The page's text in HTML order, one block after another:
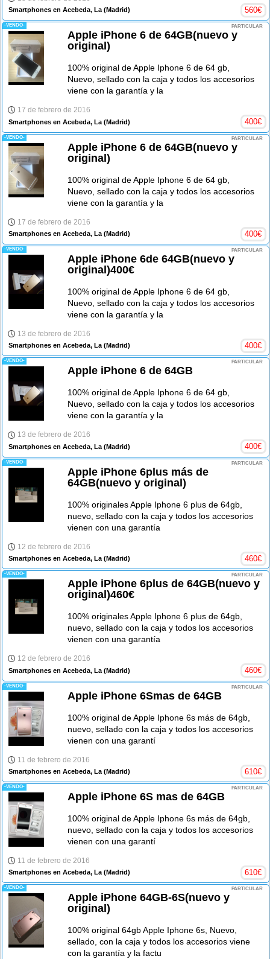
Smartphones en Acebeda, La (Madrid) 560€
-VENDO- PARTICULAR
Apple iPhone 6 de 64GB(nuevo y
original)
100% original de Apple Iphone 6 de 64 gb,
Nuevo, sellado con la caja y todos los accesorios
viene con la garantía y la
17 de febrero de 2016
Smartphones en Acebeda, La (Madrid) 400€
-VENDO- PARTICULAR
Apple iPhone 6 de 64GB(nuevo y
original)
100% original de Apple Iphone 6 de 64 gb,
Nuevo, sellado con la caja y todos los accesorios
viene con la garantía y la
17 de febrero de 2016
Smartphones en Acebeda, La (Madrid) 400€
-VENDO- PARTICULAR
Apple iPhone 6de 64GB(nuevo y
original)400€
100% original de Apple Iphone 6 de 64 gb,
Nuevo, sellado con la caja y todos los accesorios
viene con la garantía y la
13 de febrero de 2016
Smartphones en Acebeda, La(Madrid) 400€
-VENDO- PARTICULAR
Apple iPhone 6 de 64GB
100% original de Apple Iphone 6 de 64 gb,
Nuevo, sellado con la caja y todos los accesorios
viene con la garantía y la
13 de febrero de 2016
Smartphones en Acebeda, La (Madrid) 400€
-VENDO- PARTICULAR
Apple iPhone 6plus más de
64GB(nuevo y original)
100% originales Apple Iphone 6 plus de 64gb,
nuevo, sellado con la caja y todos los accesorios
vienen con una garantía
12 de febrero de 2016
Smartphones en Acebeda, La (Madrid) 460€
-VENDO- PARTICULAR
Apple iPhone 6plus de 64GB(nuevo y
original)460€
100% originales Apple Iphone 6 plus de 64gb,
nuevo, sellado con la caja y todos los accesorios
vienen con una garantía
12 de febrero de 2016
Smartphones en Acebeda, La (Madrid) 460€
-VENDO- PARTICULAR
Apple iPhone 6Smas de 64GB
100% original de Apple Iphone 6s más de 64gb,
nuevo, sellado con la caja y todos los accesorios
vienen con una garantí
11 de febrero de 2016
Smartphones en Acebeda, La (Madrid) 610€
-VENDO- PARTICULAR
Apple iPhone 6S mas de 64GB
100% original de Apple Iphone 6s más de 64gb,
nuevo, sellado con la caja y todos los accesorios
vienen con una garantí
11 de febrero de 2016
Smartphones en Acebeda, La(Madrid) 610€
-VENDO- PARTICULAR
Apple iPhone 64GB-6S(nuevo y
original)
100% original 64gb Apple Iphone 6s, Nuevo,
sellado, con la caja y todos los accesorios viene
con la garantía y la factu